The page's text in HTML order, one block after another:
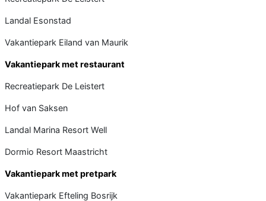
Landal Esonstad
Vakantiepark Eiland van Maurik
Vakantiepark met restaurant
Recreatiepark De Leistert
Hof van Saksen
Landal Marina Resort Well
Dormio Resort Maastricht
Vakantiepark met pretpark
Vakantiepark Efteling Bosrijk